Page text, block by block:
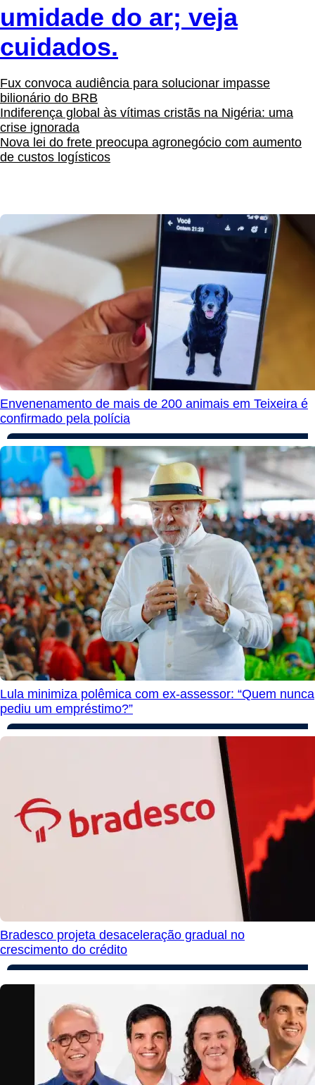
umidade do ar; veja
cuidados.
Fux convoca audiência para solucionar impasse
bilionário do BRB
Indiferença global às vítimas cristãs na Nigéria: uma
crise ignorada
Nova lei do frete preocupa agronegócio com aumento
de custos logísticos
Envenenamento de mais de 200 animais em Teixeira é
confirmado pela polícia
Lula minimiza polêmica com ex-assessor: “Quem nunca
pediu um empréstimo?”
Bradesco projeta desaceleração gradual no
crescimento do crédito